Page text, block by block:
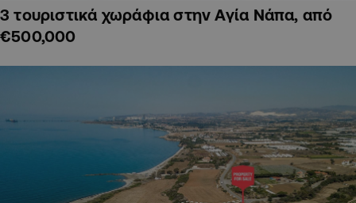
3 τουριστικά χωράφια στην Αγία Νάπα, από
€500,000